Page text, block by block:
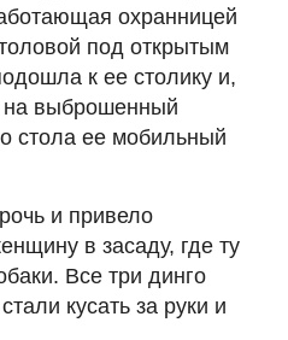
охранницей
под открытым
к ее столику и,
выброшенный
стола ее мобильный
и привело
в засаду, где ту
Все три динго
кусать за руки и